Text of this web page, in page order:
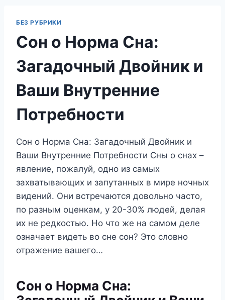
БЕЗ РУБРИКИ
Сон о Норма Сна:
Загадочный Двойник и
Ваши Внутренние
Потребности
Сон о Норма Сна: Загадочный Двойник и
Ваши Внутренние Потребности Сны о снах –
явление, пожалуй, одно из самых
захватывающих и запутанных в мире ночных
видений. Они встречаются довольно часто,
по разным оценкам, у 20-30% людей, делая
их не редкостью. Но что же на самом деле
означает видеть во сне сон? Это словно
отражение вашего…
Сон о Норма Сна: